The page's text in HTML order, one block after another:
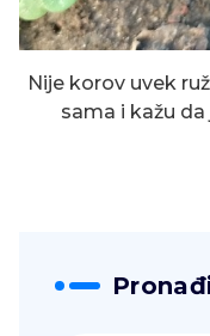
Nije korov uvek
sama i kažu